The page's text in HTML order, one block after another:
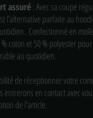
assuré: Avec sa coupe
l’alternative parfaite au
Confectionné en
coton et 50 % polyester
au quotidien.
de réceptionner votre
en contact avec
de l'article.